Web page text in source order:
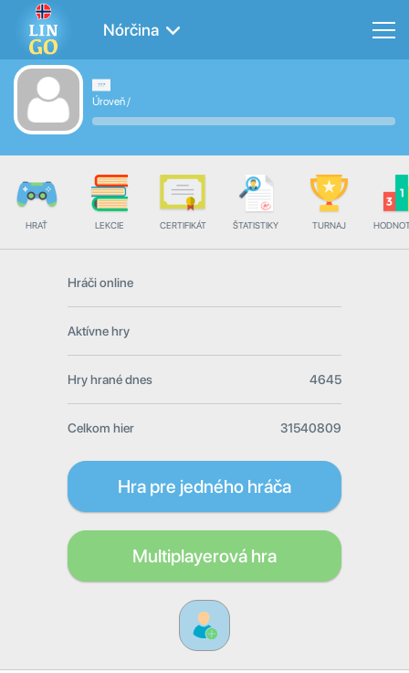
Nórčina
Úroveň/
HRAŤ LEKCIE CERTIFIKÁT ŠTATISTIKY TURNAJ
Hráči online
Aktívne hry
Hry hrané dnes 4645
Celkom hier 31540809
Hra pre jedného hráča
Multiplayerová hra